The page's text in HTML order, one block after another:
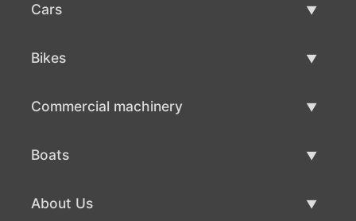
Cars
Bikes
Commercial machinery
Boats
About Us